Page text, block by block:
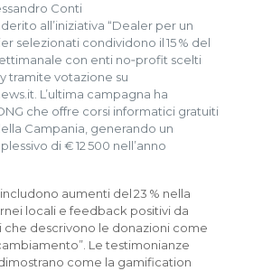
Conti
all’iniziativa “Dealer per un
selezionati condividono il 15 % del
con enti no‑profit scelti
tramite votazione su
L’ultima campagna ha
che offre corsi informatici gratuiti
Campania, generando un
di € 12 500 nell’anno
aumenti del 23 % nella
locali e feedback positivi da
descrivono le donazioni come
Le testimonianze
come la gamification